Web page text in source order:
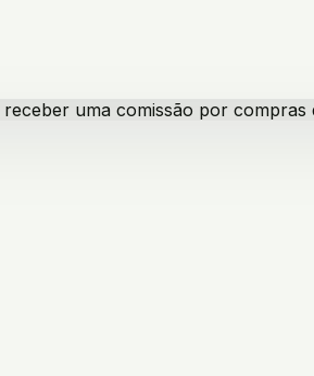
uma comissão por